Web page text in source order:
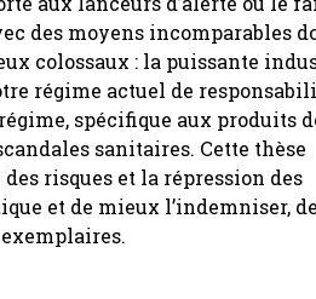
des moyens incomparables
colossaux : la puissante
régime actuel de
spécifique aux produits
sanitaires. Cette thèse
risques et la répression des
et de mieux l’indemniser, de